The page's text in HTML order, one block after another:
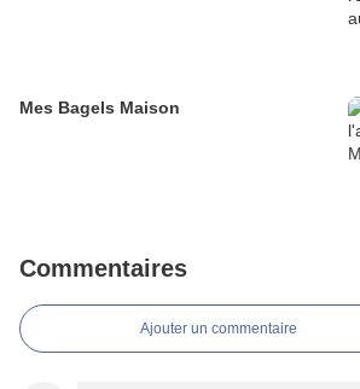
Mes Bagels Maison
Commentaires
Ajouter un commentaire